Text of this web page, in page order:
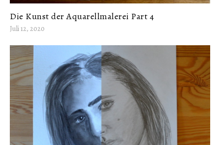
Die Kunst der Aquarellmalerei Part 4
Juli 12, 2020